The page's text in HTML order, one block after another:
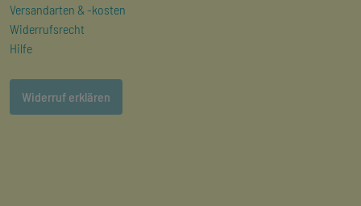
Versandarten & -kosten
Widerrufsrecht
Hilfe
Widerruf erklären